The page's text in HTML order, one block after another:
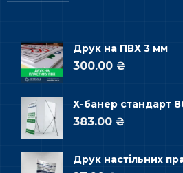
Друк на ПВХ 3 мм
300.00 ₴
Х-банер стандарт
383.00 ₴
Друк настільних